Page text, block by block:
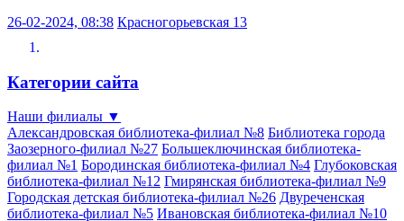
26-02-2024, 08:38 Красногорьевская 13
Категории сайта
Наши филиалы ▼
Александровская библиотека-филиал №8 Библиотека города
Заозерного-филиал №27 Большеключинская библиотека-
филиал №1 Бородинская библиотека-филиал №4 Глубоковская
библиотека-филиал №12 Гмирянская библиотека-филиал №9
Городская детская библиотека-филиал №26 Двуреченская
библиотека-филиал №5 Ивановская библиотека-филиал №10